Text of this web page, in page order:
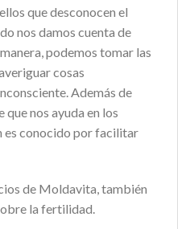
que desconocen el
nos damos cuenta de
podemos tomar las
cosas
Además de
nos ayuda en los
es conocido por facilitar
de Moldavita, también
la fertilidad.